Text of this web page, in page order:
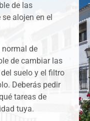
de las
alojen en el
de
de cambiar las
suelo y el filtro
Deberás pedir
tareas de
tuya.